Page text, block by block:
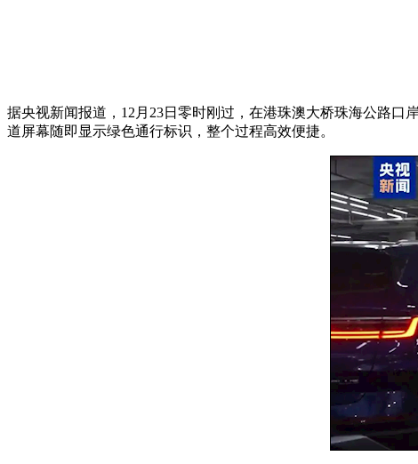
据央视新闻报道，12月23日零时刚过，在港珠澳大桥珠海公路口
道屏幕随即显示绿色通行标识，整个过程高效便捷。